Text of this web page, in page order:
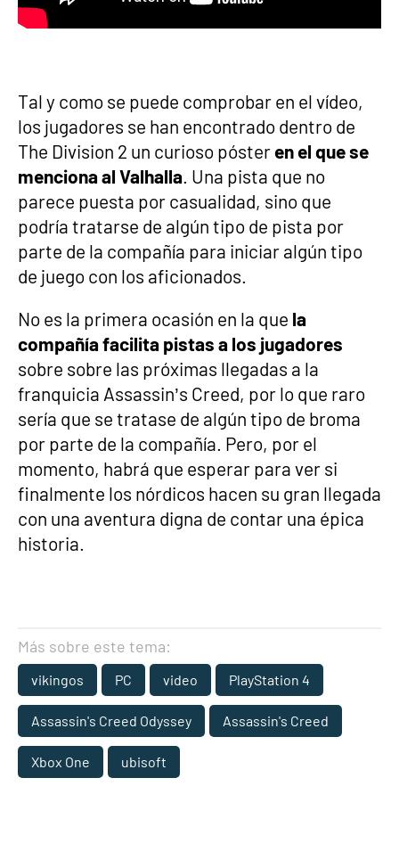
Tal y como se puede comprobar en el vídeo,
los jugadores se han encontrado dentro de
The Division 2 un curioso pósteren el que se
menciona al Valhalla . Una pista que no
parece puesta por casualidad, sino que
podría tratarse de algún tipo de pista por
parte de la compañía para iniciar algún tipo
de juego con los aficionados.
No es la primera ocasión en la que la
compañía facilita pistas a los jugadores
sobre sobre las próximas llegadas a la
franquicia Assassin’s Creed, por lo que raro
sería que se tratase de algún tipo de broma
por parte de la compañía. Pero, por el
momento, habrá que esperar para ver si
finalmente los nórdicos hacen su gran llegada
con una aventura digna de contar una épica
historia.
Más sobre este tema:
vikingos PC video PlayStation 4
Assassin's Creed Odyssey Assassin's Creed
Xbox One ubisoft